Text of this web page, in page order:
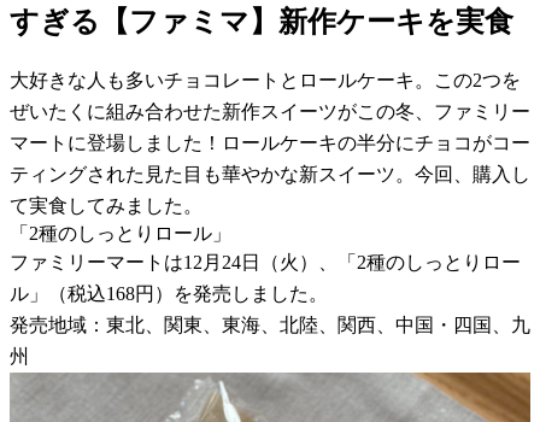
すぎる【ファミマ】新作ケーキを実食
大好きな人も多いチョコレートとロールケーキ。この2つを
ぜいたくに組み合わせた新作スイーツがこの冬、ファミリー
マートに登場しました！ロールケーキの半分にチョコがコー
ティングされた見た目も華やかな新スイーツ。今回、購入し
て実食してみました。
「2種のしっとりロール」
ファミリーマートは12月24日（火）、「2種のしっとりロー
ル」（税込168円）を発売しました。
発売地域：東北、関東、東海、北陸、関西、中国・四国、九
州